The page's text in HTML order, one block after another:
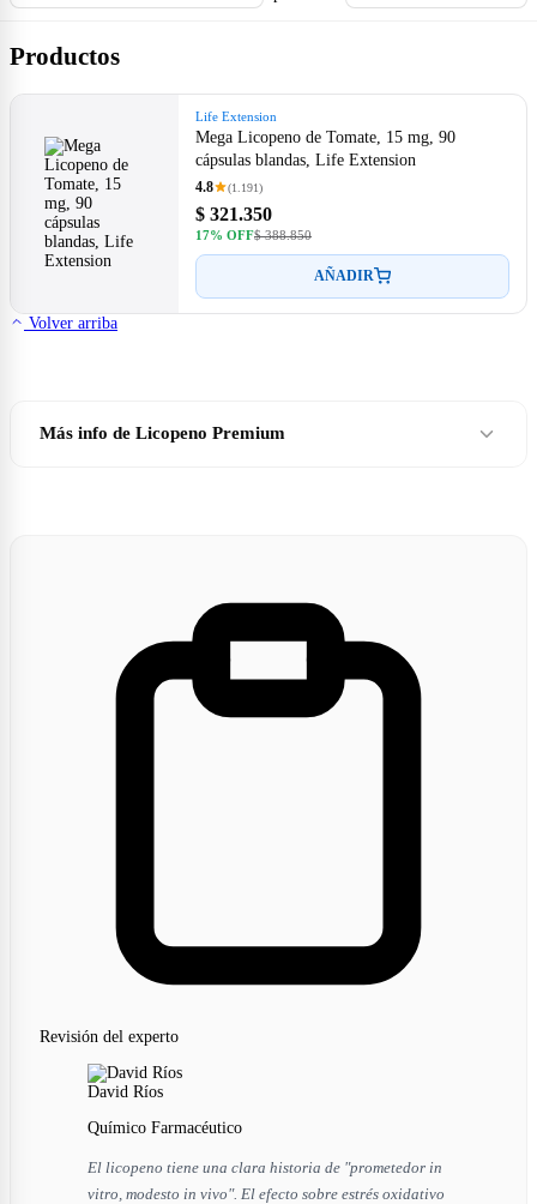
Productos
Life Extension
Mega Licopeno de Tomate, 15 mg, 90
cápsulas blandas, Life Extension
4.8 (1.191)
$ 321.350
17% OFF$ 388.850
AÑADIR
Volver arriba
Más info de Licopeno Premium
Revisión del experto
David Ríos
Químico Farmacéutico
El licopeno tiene una clara historia de "prometedor in
vitro, modesto in vivo". El efecto sobre estrés oxidativo